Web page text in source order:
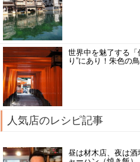
世界中を魅了する「
り”にあり！朱色の
人気店のレシピ記事
昼は材木店、夜は